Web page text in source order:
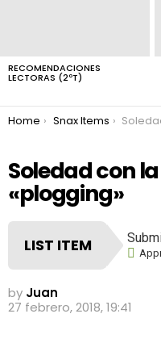
RECOMENDACIONES
LECTORAS (2ºT)
You are here:
Home Snax Items Soledad con la
Soledad con
«plogging»
LIST ITEM
by Juan
27 febrero, 2018, 19:41